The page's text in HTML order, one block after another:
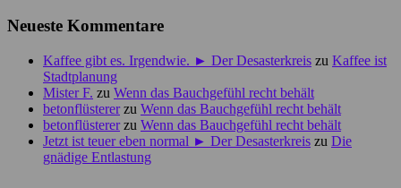
Neueste Kommentare
Kaffee gibt es. Irgendwie. ► Der Desasterkreis zu Kaffee ist
Stadtplanung
Mister F. zu Wenn das Bauchgefühl recht behält
betonflüstererzu Wenn das Bauchgefühl recht behält
betonflüstererzu Wenn das Bauchgefühl recht behält
Jetzt ist teuer eben normal ► Der Desasterkreis zu Die
gnädige Entlastung